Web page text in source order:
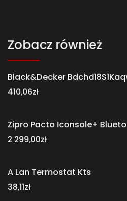
Zobacz również
Black&Decker
410,06zł
Zipro Pacto Iconsole+
2 299,00zł
A Lan Termostat Kts
38,11zł